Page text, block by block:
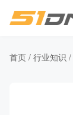
首页 / 行业知识 /